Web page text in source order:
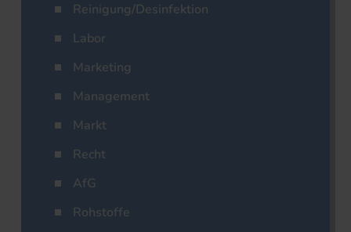
Reinigung/Desinfektion
Labor
Marketing
Management
Markt
Recht
AfG
Rohstoffe